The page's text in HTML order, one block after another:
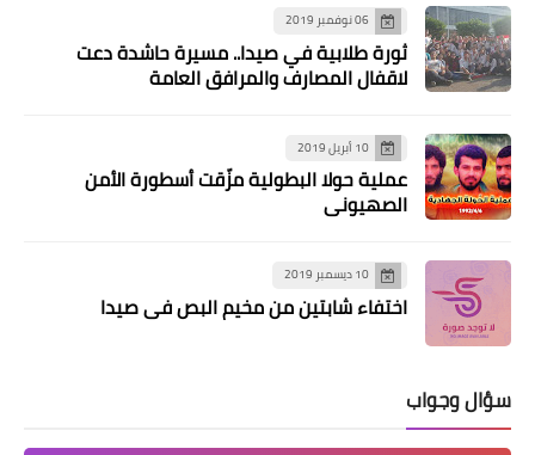
06 نوفمبر 2019
ثورة طلابية في صيدا.. مسيرة حاشدة دعت
لاقفال المصارف والمرافق العامة
10 أبريل 2019
عملية حولا البطولية مزّقت أسطورة الأمن
الصهيوني
10 ديسمبر 2019
اختفاء شابتين من مخيم البص في صيدا
سؤال وجواب